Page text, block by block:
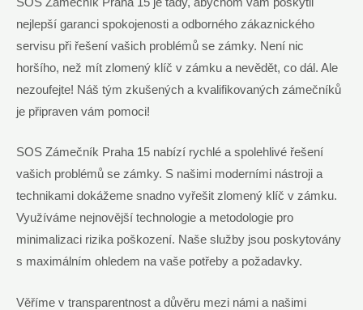
nejlepší garanci spokojenosti a odborného zákaznického
servisu při řešení vašich problémů se zámky. Není nic
horšího, než mít zlomený klíč v zámku a nevědět, co dál. Ale
nezoufejte! Náš tým zkušených a kvalifikovaných zámečníků
je připraven vám pomoci!
SOS Zámečník Praha 15 nabízí rychlé a spolehlivé řešení
vašich problémů se zámky. S našimi moderními nástroji a
technikami dokážeme snadno vyřešit zlomený klíč v zámku.
Využíváme nejnovější technologie a metodologie pro
minimalizaci rizika poškození. Naše služby jsou poskytovány
s maximálním ohledem na vaše potřeby a požadavky.
Věříme v transparentnost a důvěru mezi námi a našimi